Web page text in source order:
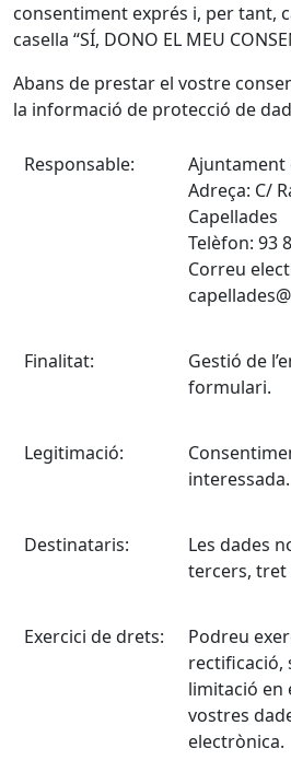
consentiment exprés i, per tant,
casella “SÍ, DONO EL MEU
Abans de prestar el vostre
la informació de protecció de
Responsable:
Ajuntament
Adreça: C/
Capellades
Telèfon: 93
Correu
Finalitat:
Gestió de
formulari.
Legitimació:
interessada.
Destinataris:
Les dades
tercers, tret
Exercici de drets:
Podreu
rectificació,
limitació en
vostres
electrònica.